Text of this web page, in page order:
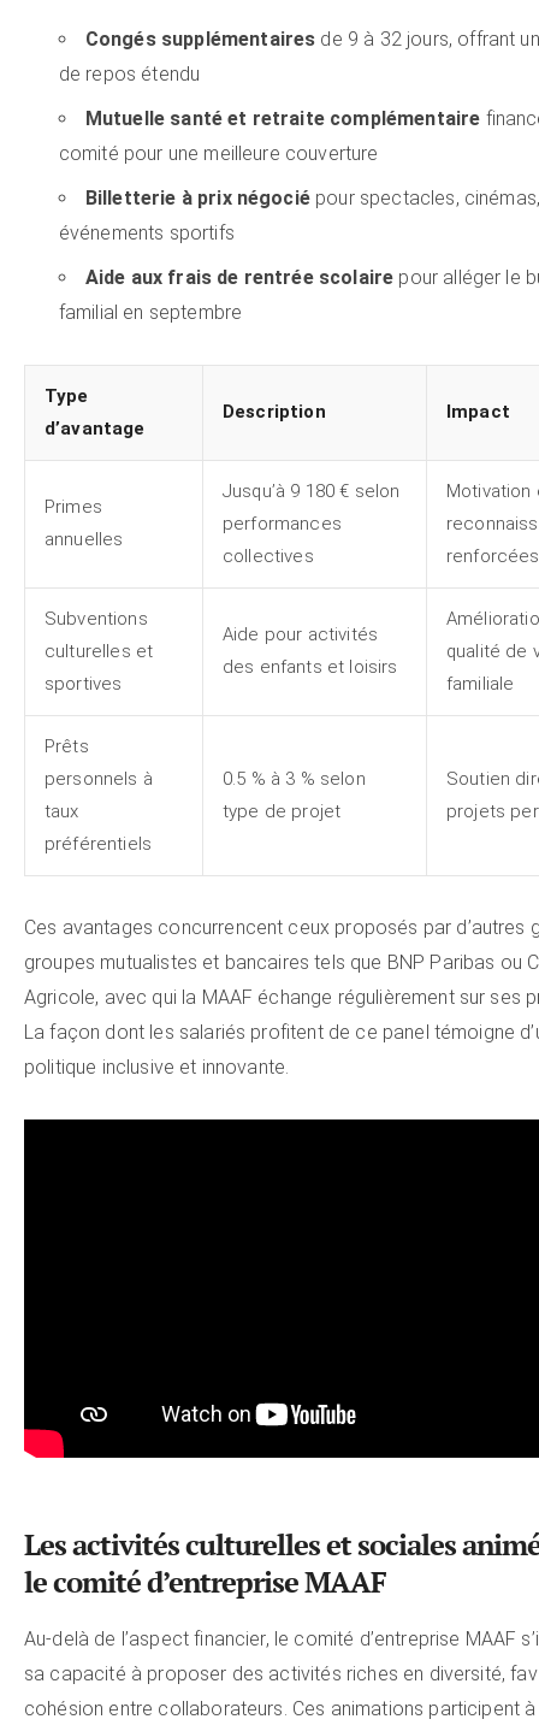
Congés supplémentaires de 9 à 32 jours, offrant
de repos étendu
Mutuelle santé et retraite complémentaire
comité pour une meilleure couverture
Billetterie à prix négociépour spectacles,
événements sportifs
Aide aux frais de rentrée scolaire pour alléger le
familial en septembre
Type
d’avantage
Description Impact
Primes
annuelles
Jusqu’à 9 180 € selon
performances
collectives
Motivation
renforcées
Subventions
culturelles et
sportives
Aide pour activités
des enfants et loisirs
qualité de
familiale
Prêts
personnels à
taux
préférentiels
0.5 % à 3 % selon
type de projet
Soutien
projets
Ces avantages concurrencent ceux proposés par d’autres
groupes mutualistes et bancaires tels que BNP Paribas ou
Agricole, avec qui la MAAF échange régulièrement sur ses
La façon dont les salariés profitent de ce panel témoigne
politique inclusive et innovante.
Les activités culturelles et sociales
le comité d’entreprise MAAF
Au-delà de l’aspect financier, le comité d’entreprise MAAF
sa capacité à proposer des activités riches en diversité,
cohésion entre collaborateurs. Ces animations participent à